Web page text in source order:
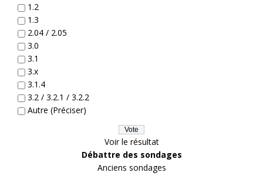
1.2
1.3
2.04 / 2.05
3.0
3.1
3.x
3.1.4
3.2 / 3.2.1 / 3.2.2
Autre (Préciser)
Voir le résultat
Débattre des sondages
Anciens sondages